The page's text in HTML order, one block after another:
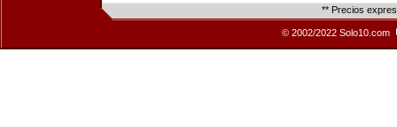
** Precios
© 2002/2022 Solo10.com